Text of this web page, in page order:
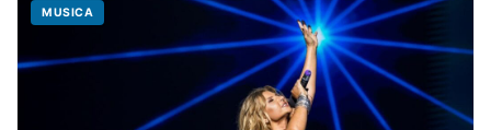
MUSICA